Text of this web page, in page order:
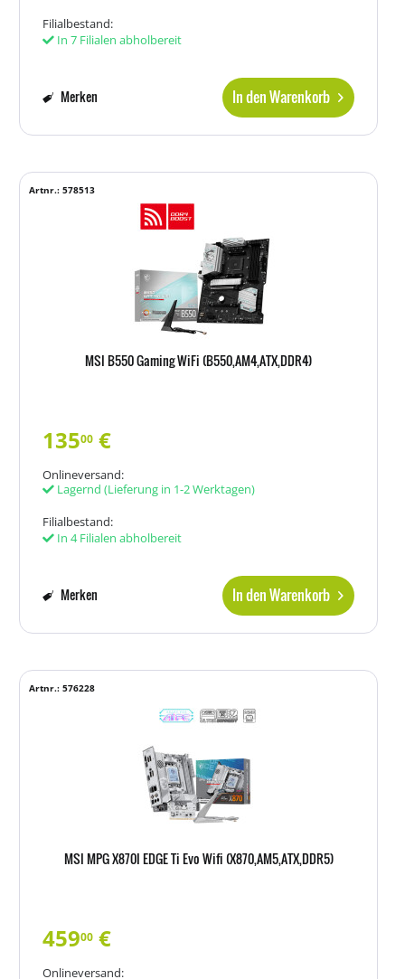
Filialbestand:
In 7 Filialen abholbereit
In den Warenkorb
Merken
MSI B550 Gaming WiFi (B550,AM4,ATX,DDR4)
Artnr.: 578513
13500 €
Onlineversand:
Lagernd (Lieferung in 1-2 Werktagen)
Filialbestand:
In 4 Filialen abholbereit
In den Warenkorb
Merken
MSI MPG X870I EDGE Ti Evo Wifi (X870,AM5,ATX,DDR5)
Artnr.: 576228
45900 €
Onlineversand: